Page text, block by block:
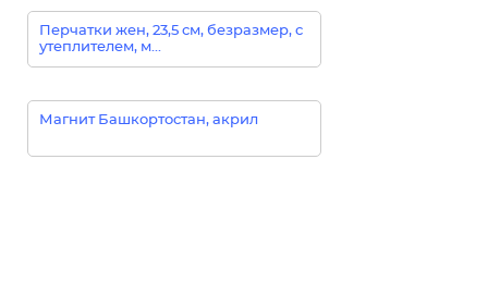
Перчатки жен, 23,5 см, безразмер, с
утеплителем, м...
Магнит Башкортостан, акрил